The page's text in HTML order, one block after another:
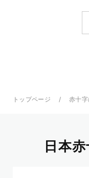
トップページ 赤十
日本